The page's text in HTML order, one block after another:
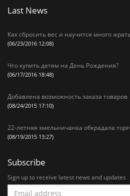
Last News
Как сбросить вес и научится много
(06/23/2016 12:08)
Что купить детям на День Рождения?
(06/17/2016 18:48)
Добавлена возможность заказа товаров
(08/24/2015 17:10)
22-летняя хмельничанка обкрадала
(08/19/2015 13:27)
Subscribe
Sign up to receive latest news and updates